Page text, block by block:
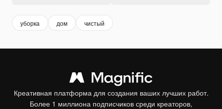
уборка дом чистый
Креативная платформа для создания ваших лучших работ.
Более 1 миллиона подписчиков среди креаторов,